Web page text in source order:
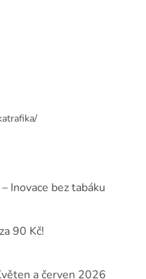
Inovace bez tabáku
90 Kč!
a červen 2026